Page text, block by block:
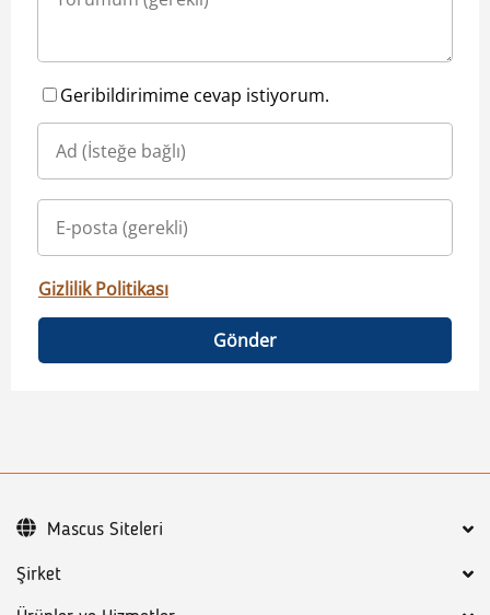
Geribildirimime cevap istiyorum.
Gizlilik Politikası
Gönder
Şirket
Mascus Siteleri